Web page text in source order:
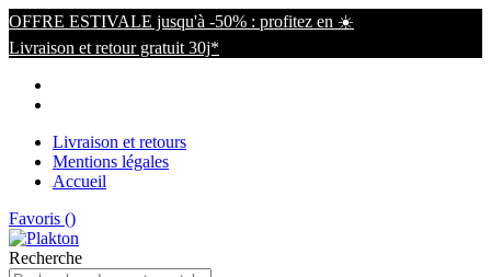
OFFRE ESTIVALE jusqu'à -50% : profitez en ☀️
Livraison et retour gratuit 30j*
Livraison et retours
Mentions légales
Accueil
Favoris ()
Recherche